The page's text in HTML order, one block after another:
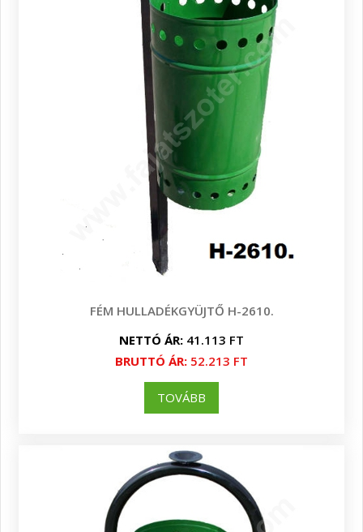
FÉM HULLADÉKGYÜJTŐ H-2610.
NETTÓ ÁR: 41.113 FT
BRUTTÓ ÁR: 52.213 FT
TOVÁBB